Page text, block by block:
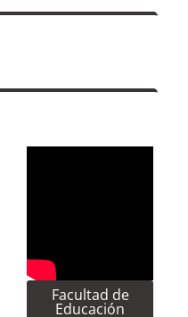
Facultad de
Educación